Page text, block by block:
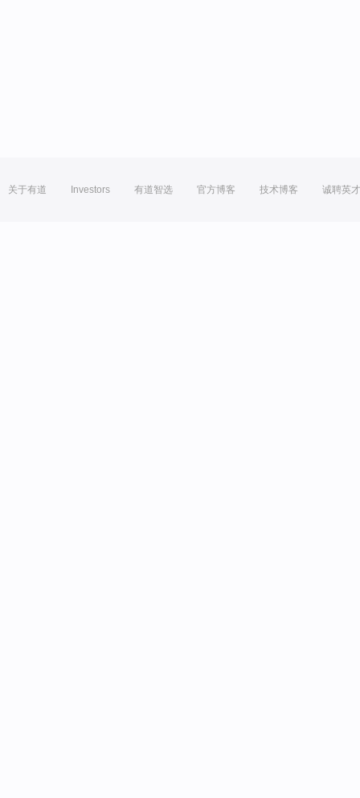
关于有道 Investors 有道智选 官方博客 技术博客 诚聘英才